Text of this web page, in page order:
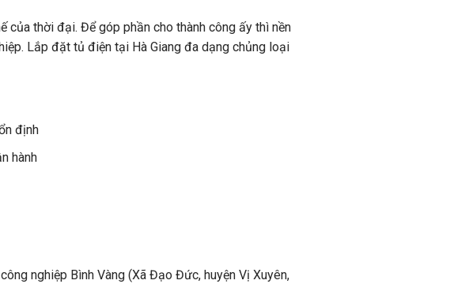
của thời đại. Để góp phần cho thành công ấy thì nền
Lắp đặt tủ điện tại Hà Giang đa dạng chủng loại
định
hành
nghiệp Bình Vàng (Xã Đạo Đức, huyện Vị Xuyên,